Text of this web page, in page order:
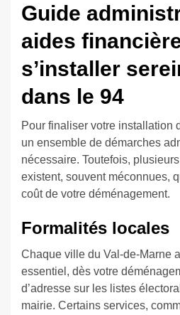
Guide
aides
s’installer
dans le 94
Pour finaliser votre installation
un ensemble de démarches
nécessaire. Toutefois,
existent, souvent méconnues,
coût de votre déménagement.
Formalités locales
Chaque ville du Val-de-Marne
essentiel, dès votre
d’adresse sur les listes
mairie. Certains services,